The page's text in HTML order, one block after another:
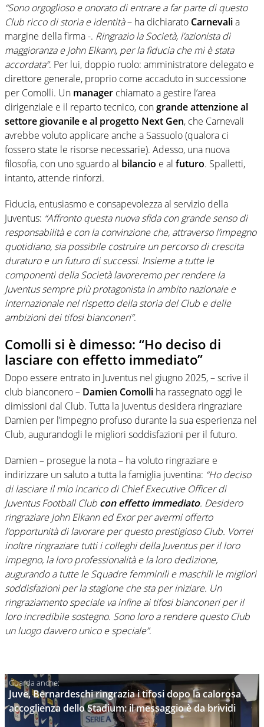
“Sono orgoglioso e onorato di entrare a far parte di questo
Club ricco di storia e identità– ha dichiarato Carnevalia
margine della firma -. Ringrazio la Società, l’azionista di
maggioranza e John Elkann, per la fiducia che mi è stata
accordata”. Per lui, doppio ruolo: amministratore delegato e
direttore generale, proprio come accaduto in successione
per Comolli. Un manager chiamato a gestire l’area
dirigenziale e il reparto tecnico, congrande attenzione al
settore giovanile e al progetto Next Gen, che Carnevali
avrebbe voluto applicare anche a Sassuolo (qualora ci
fossero state le risorse necessarie). Adesso, una nuova
filosofia, con uno sguardo al bilancio e al futuro. Spalletti,
intanto, attende rinforzi.
Fiducia, entusiasmo e consapevolezza al servizio della
Juventus: “Affronto questa nuova sfida con grande senso di
responsabilità e con la convinzione che, attraverso l’impegno
quotidiano, sia possibile costruire un percorso di crescita
duraturo e un futuro di successi. Insieme a tutte le
componenti della Società lavoreremo per rendere la
Juventus sempre più protagonista in ambito nazionale e
internazionale nel rispetto della storia del Club e delle
ambizioni dei tifosi bianconeri”.
Comolli si è dimesso: “Ho deciso di
lasciare con effetto immediato”
Dopo essere entrato in Juventus nel giugno 2025, – scrive il
club bianconero – Damien Comolli ha rassegnato oggi le
dimissioni dal Club. Tutta la Juventus desidera ringraziare
Damien per l’impegno profuso durante la sua esperienza nel
Club, augurandogli le migliori soddisfazioni per il futuro.
Damien – prosegue la nota – ha voluto ringraziare e
indirizzare un saluto a tutta la famiglia juventina: “Ho deciso
di lasciare il mio incarico di Chief Executive Officer di
Juventus Football Club con effetto immediato. Desidero
ringraziare John Elkann ed Exor per avermi offerto
l’opportunità di lavorare per questo prestigioso Club. Vorrei
inoltre ringraziare tutti i colleghi della Juventus per il loro
impegno, la loro professionalità e la loro dedizione,
augurando a tutte le Squadre femminili e maschili le migliori
soddisfazioni per la stagione che sta per iniziare. Un
ringraziamento speciale va infine ai tifosi bianconeri per il
loro incredibile sostegno. Sono loro a rendere questo Club
un luogo davvero unico e speciale”.
Juve, Bernardeschi ringrazia i tifosi dopo la calorosa
accoglienza dello Stadium: il messaggio è da brividi